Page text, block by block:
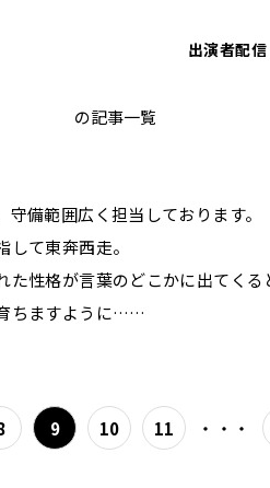
出演者配
の記事一覧
備範囲広く担当しております。
て東奔西走。
性格が言葉のどこかに出てくる
ちますように……
9 10 11 ・・・